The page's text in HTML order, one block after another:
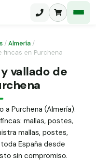
/Almería /
fincas en Purchena
vallado de
a Purchena (Almería).
mallas, postes,
mallas, postes,
España desde
sin compromiso.